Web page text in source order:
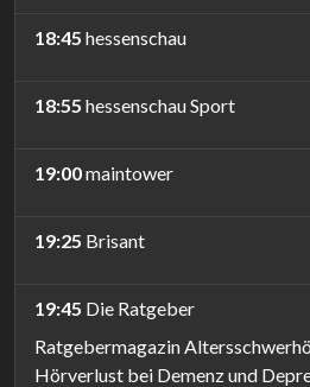
18:45 hessenschau
18:55 hessenschau Sport
19:00maintower
19:25 Brisant
19:45 Die Ratgeber
Ratgebermagazin
Hörverlust bei Demenz und